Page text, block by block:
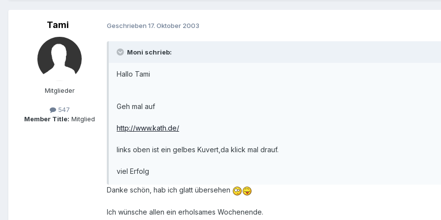
Tami
Mitglieder
547
Member Title: Mitglied
Geschrieben 17. Oktober 2003
Moni schrieb:
Hallo Tami
Geh mal auf
http://www.kath.de/
links oben ist ein gelbes Kuvert,da klick mal drauf.
viel Erfolg
Danke schön, hab ich glatt übersehen
Ich wünsche allen ein erholsames Wochenende.